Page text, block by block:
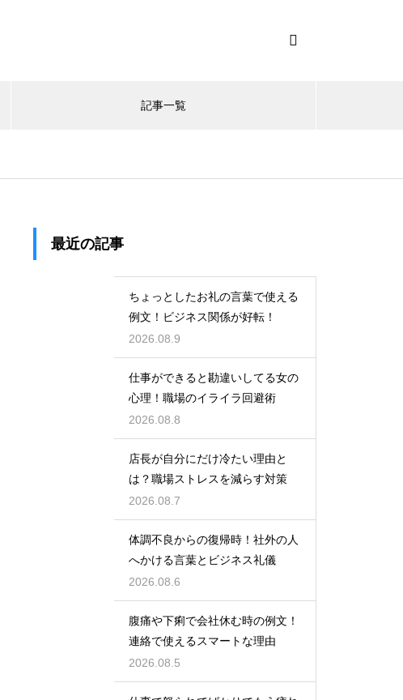
記事一覧
最近の記事
ちょっとしたお礼の言葉で使える
例文！ビジネス関係が好転！
2026.08.9
仕事ができると勘違いしてる女の
心理！職場のイライラ回避術
2026.08.8
店長が自分にだけ冷たい理由と
は？職場ストレスを減らす対策
2026.08.7
体調不良からの復帰時！社外の人
へかける言葉とビジネス礼儀
2026.08.6
腹痛や下痢で会社休む時の例文！
連絡で使えるスマートな理由
2026.08.5